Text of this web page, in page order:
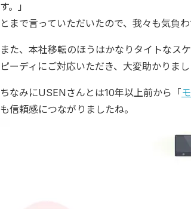
す。」
とまで言っていただいたので、我々も気負
また、本社移転のほうはかなりタイトなス
ピーディにご対応いただき、大変助かりまし
ちなみにUSENさんとは10年以上前から「
も信頼感につながりましたね。